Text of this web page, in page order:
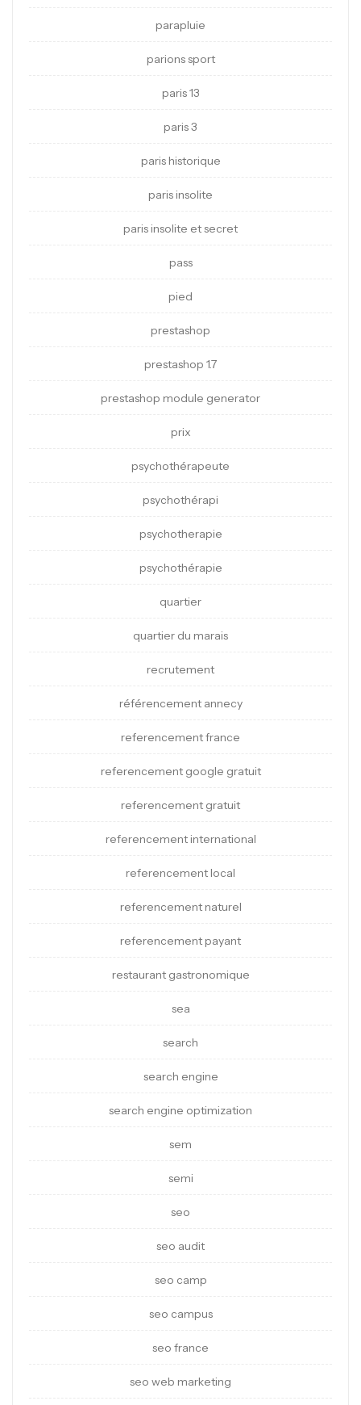
parapluie
parions sport
paris 13
paris 3
paris historique
paris insolite
paris insolite et secret
pass
pied
prestashop
prestashop 1.7
prestashop module generator
prix
psychothérapeute
psychothérapi
psychotherapie
psychothérapie
quartier
quartier du marais
recrutement
référencement annecy
referencement france
referencement google gratuit
referencement gratuit
referencement international
referencement local
referencement naturel
referencement payant
restaurant gastronomique
sea
search
search engine
search engine optimization
sem
semi
seo
seo audit
seo camp
seo campus
seo france
seo web marketing